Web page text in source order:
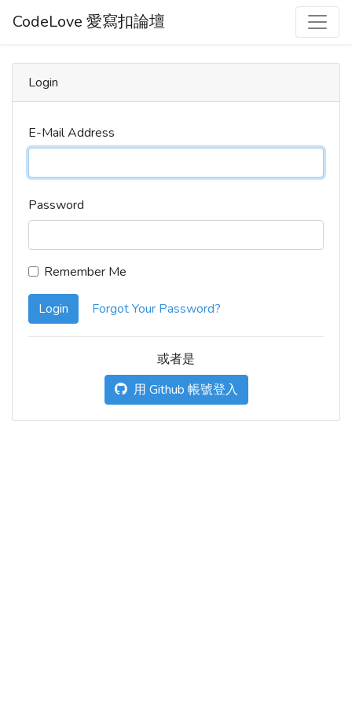
CodeLove 愛寫扣論壇
Login
E-Mail Address
Password
Remember Me
Login Forgot Your Password?
或者是
用 Github 帳號登入